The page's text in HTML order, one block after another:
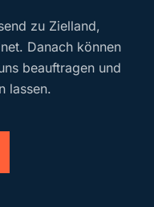
zu Zielland,
Danach können
beauftragen und
lassen.